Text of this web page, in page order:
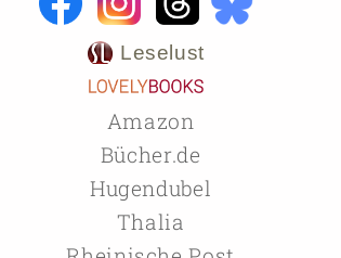
Leselust
Amazon
Bücher.de
Hugendubel
Thalia